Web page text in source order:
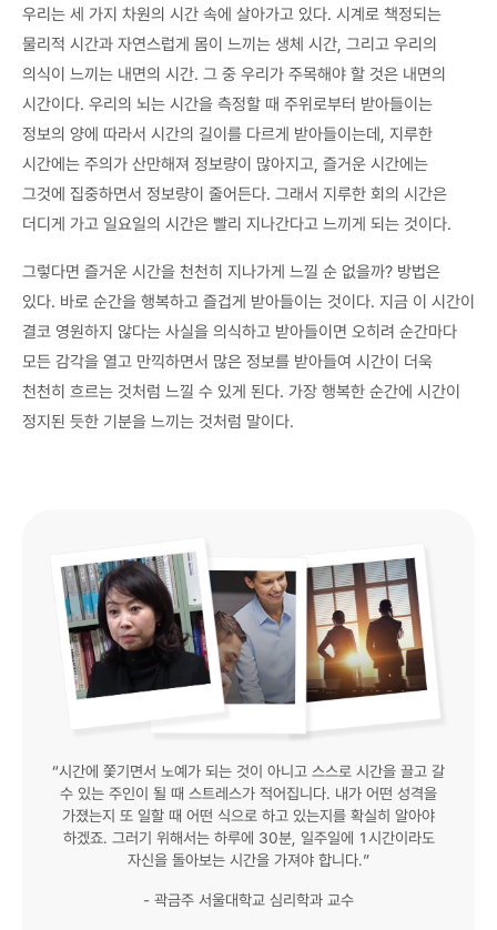
우리는 세 가지 차원의 시간 속에 살아가고 있다. 시계로 책정되는
물리적 시간과 자연스럽게 몸이 느끼는 생체 시간, 그리고 우리의
의식이 느끼는 내면의 시간. 그 중 우리가 주목해야 할 것은 내면의
시간이다. 우리의 뇌는 시간을 측정할 때 주위로부터 받아들이는
정보의 양에 따라서 시간의 길이를 다르게 받아들이는데, 지루한
시간에는 주의가 산만해져 정보량이 많아지고, 즐거운 시간에는
그것에 집중하면서 정보량이 줄어든다. 그래서 지루한 회의 시간은
더디게 가고 일요일의 시간은 빨리 지나간다고 느끼게 되는 것이다.
그렇다면 즐거운 시간을 천천히 지나가게 느낄 순 없을까? 방법은
있다. 바로 순간을 행복하고 즐겁게 받아들이는 것이다. 지금 이 시간이
결코 영원하지 않다는 사실을 의식하고 받아들이면 오히려 순간마다
모든 감각을 열고 만끽하면서 많은 정보를 받아들여 시간이 더욱
천천히 흐르는 것처럼 느낄 수 있게 된다. 가장 행복한 순간에 시간이
정지된 듯한 기분을 느끼는 것처럼 말이다.
“시간에 쫓기면서 노예가 되는 것이 아니고 스스로 시간을 끌고 갈
수 있는 주인이 될 때 스트레스가 적어집니다. 내가 어떤 성격을
가졌는지 또 일할 때 어떤 식으로 하고 있는지를 확실히 알아야
하겠죠. 그러기 위해서는 하루에 30분, 일주일에 1시간이라도
자신을 돌아보는 시간을 가져야 합니다.”
- 곽금주 서울대학교 심리학과 교수